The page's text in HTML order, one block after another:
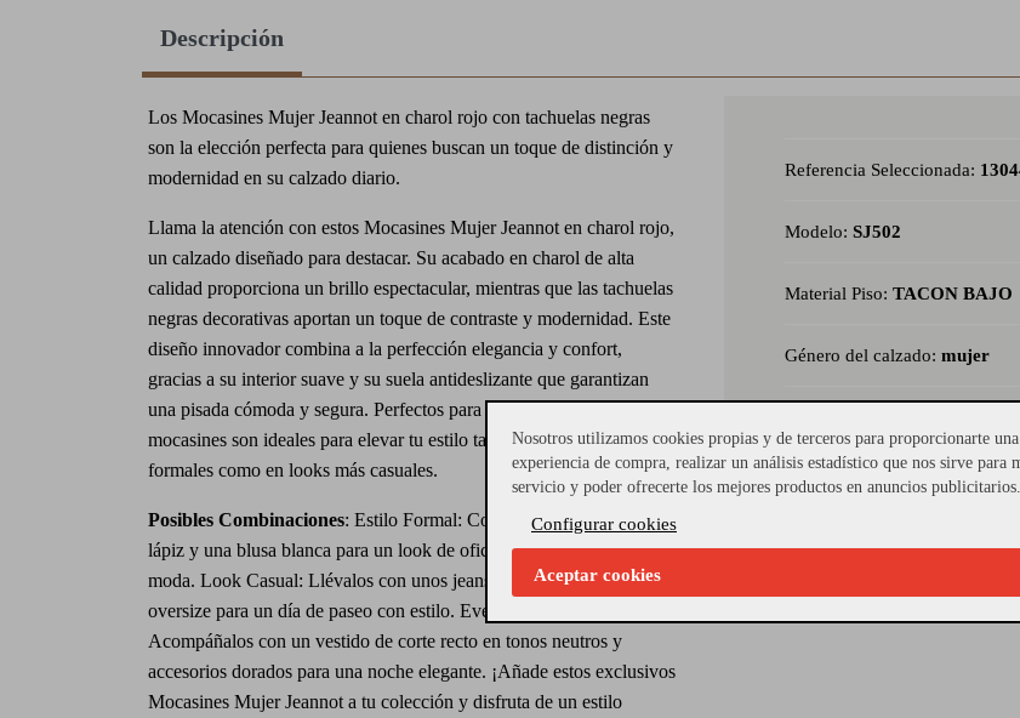
Descripción
Los Mocasines Mujer Jeannot en charol rojo con tachuelas negras
son la elección perfecta para quienes buscan un toque de distinción y
modernidad en su calzado diario.
Llama la atención con estos Mocasines Mujer Jeannot en charol rojo,
un calzado diseñado para destacar. Su acabado en charol de alta
calidad proporciona un brillo espectacular, mientras que las tachuelas
negras decorativas aportan un toque de contraste y modernidad. Este
diseño innovador combina a la perfección elegancia y confort,
gracias a su interior suave y su suela antideslizante que garantizan
una pisada cómoda y segura. Perfectos para cualquier ocasión, estos
mocasines son ideales para elevar tu estilo tanto en ambientes
formales como en looks más casuales.
Posibles Combinaciones: Estilo Formal: Combínalos con una falda
lápiz y una blusa blanca para un look de oficina sofisticado y a la
moda. Look Casual: Llévalos con unos jeans ajustados y un jersey
oversize para un día de paseo con estilo. Evento Especial:
Acompáñalos con un vestido de corte recto en tonos neutros y
accesorios dorados para una noche elegante. ¡Añade estos exclusivos
Mocasines Mujer Jeannot a tu colección y disfruta de un estilo
Referencia Seleccionada:
Modelo: SJ502
Material Piso: TACON BAJO
Género del calzado: mujer
Nosotros utilizamos cookies propias y de terceros para proporcionarte
experiencia de compra, realizar un análisis estadístico que nos sirve para
servicio y poder ofrecerte los mejores productos en anuncios publicitarios.
Configurar cookies
Aceptar cookies